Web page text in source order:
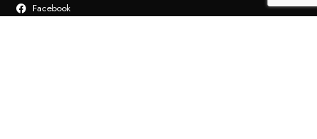
Facebook